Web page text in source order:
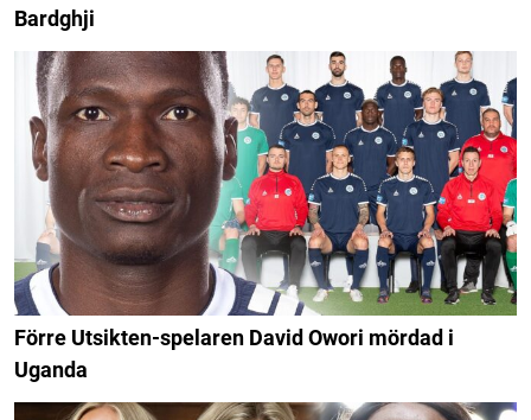
Bardghji
Förre Utsikten-spelaren David Owori mördad i
Uganda